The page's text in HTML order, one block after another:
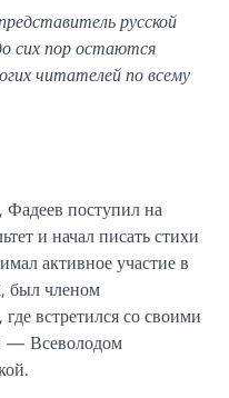
русской
сих пор остаются
читателей по всему
поступил на
и начал писать стихи
активное участие в
был членом
встретился со своими
— Всеволодом